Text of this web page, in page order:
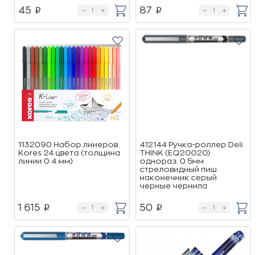
45 p 87 p
1132090 Набор линеров
Kores 24 цвета (толщина
линии 0.4 мм)
1 615 p
412144 Ручка-роллер Deli
THINK (EQ20020)
однораз. 0.5мм
стреловидный пиш.
наконечник серый
черные чернила
50 p